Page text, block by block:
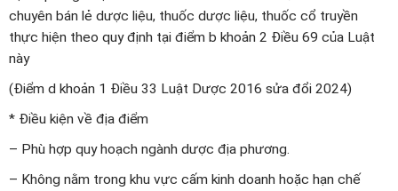
chuyên bán lẻ dược liệu, thuốc dược liệu, thuốc cổ truyền
thực hiện theo quy định tại điểm b khoản 2 Điều 69 của Luật
này
(Điểm d khoản 1 Điều 33 Luật Dược 2016 sửa đổi 2024)
* Điều kiện về địa điểm
– Phù hợp quy hoạch ngành dược địa phương.
– Không nằm trong khu vực cấm kinh doanh hoặc hạn chế